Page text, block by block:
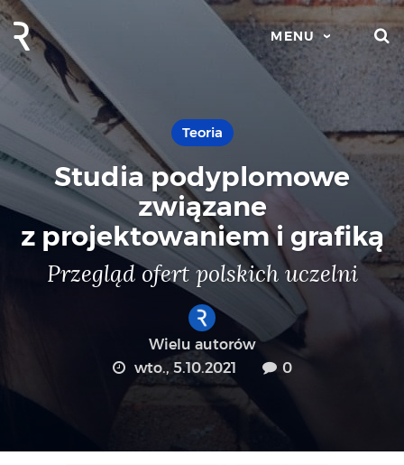
MENU
Teoria
Studia podyplomowe
związane
z projektowaniem i grafiką
Przegląd ofert polskich uczelni
Wielu autorów
wto., 5.10.2021
0